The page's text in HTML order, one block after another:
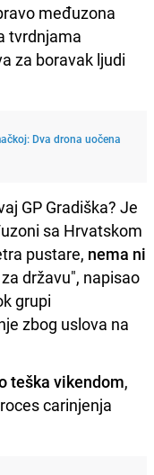
međuzona
tvrdnjama
za boravak ljudi
Dva drona uočena
GP Gradiška? Je
sa Hrvatskom
pustare, nema ni
državu", napisao
grupi
zbog uslova na
teška vikendom,
carinjenja